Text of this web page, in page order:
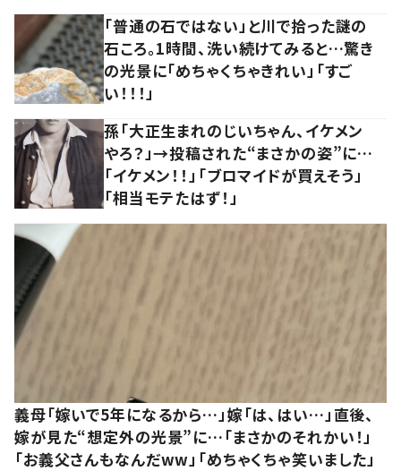
「普通の石ではない」と川で拾った謎の
石ころ。1時間、洗い続けてみると…驚き
の光景に「めちゃくちゃきれい」「すご
い！！！」
孫「大正生まれのじいちゃん、イケメン
やろ？」→投稿された“まさかの姿”に…
「イケメン！！」「ブロマイドが買えそう」
「相当モテたはず！」
義母「嫁いで5年になるから…」嫁「は、はい…」直後、
嫁が見た“想定外の光景”に…「まさかのそれかい！」
「お義父さんもなんだww」「めちゃくちゃ笑いました」